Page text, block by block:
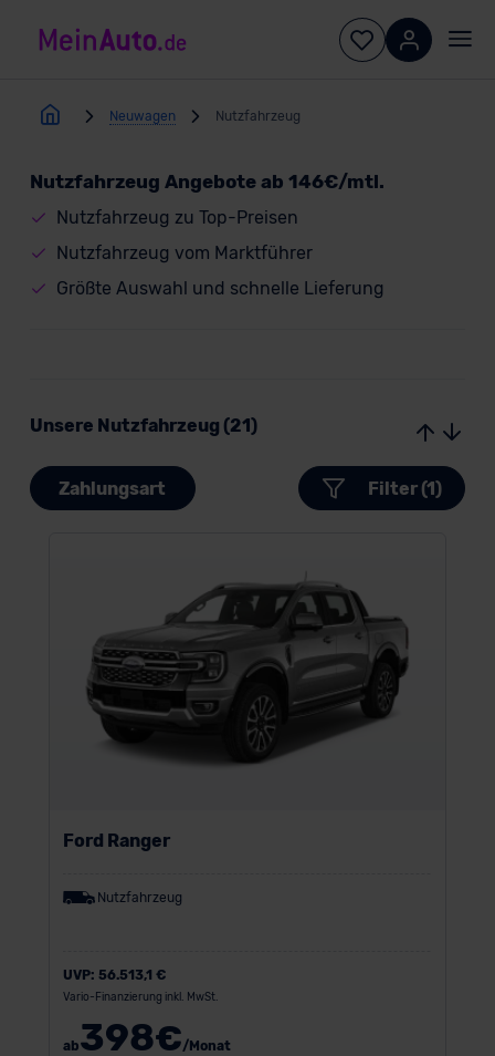
Neuwagen Nutzfahrzeug
Nutzfahrzeug Angebote ab 146€/mtl.
Nutzfahrzeug zu Top-Preisen
Nutzfahrzeug vom Marktführer
Größte Auswahl und schnelle Lieferung
Unsere Nutzfahrzeug (21)
Zahlungsart Filter (1)
Ford Ranger
Nutzfahrzeug
UVP: 56.513,1 €
Vario-Finanzierung inkl. MwSt.
ab398€/Monat